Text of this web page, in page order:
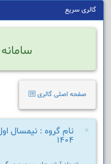
گالری سریع
صفحه اصلی گالری
×
1404